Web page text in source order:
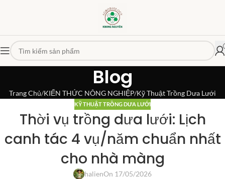
Blog
Trang Chủ KIẾN THỨC NÔNG NGHIỆP Kỹ Thuật Trồng Dưa Lưới
KỸ THUẬT TRỒNG DƯA LƯỚI
Thời vụ trồng dưa lưới: Lịch
canh tác 4 vụ/năm chuẩn nhất
cho nhà màng
halienOn 17/05/2026